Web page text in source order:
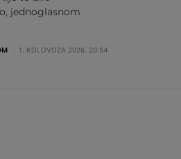
jednoglasnom
1. KOLOVOZA 2026. 20:54